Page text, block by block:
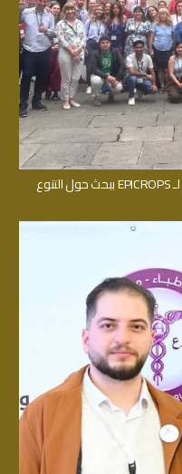
د. إباء فراح تشارك في المؤتمر السنوي الأول لـ EPICROPS ببحث حول التنوع